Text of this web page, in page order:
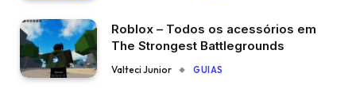
Roblox – Todos os acessórios em
The Strongest Battlegrounds
Valteci Junior GUIAS